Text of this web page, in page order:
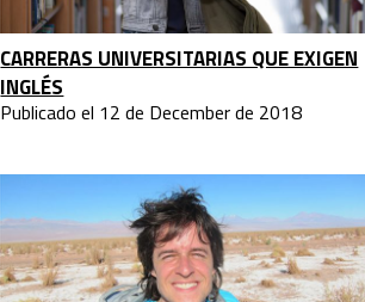
CARRERAS UNIVERSITARIAS QUE EXIGEN
INGLÉS
Publicado el 12 de December de 2018